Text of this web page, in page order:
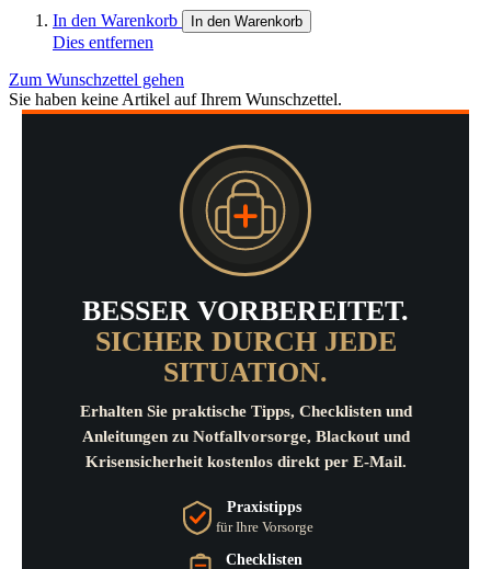
In den Warenkorb In den Warenkorb
Dies entfernen
Zum Wunschzettel gehen
Sie haben keine Artikel auf Ihrem Wunschzettel.
BESSER VORBEREITET.
SICHER DURCH JEDE
SITUATION.
Erhalten Sie praktische Tipps, Checklisten und
Anleitungen zu Notfallvorsorge, Blackout und
Krisensicherheit kostenlos direkt per E-Mail.
Praxistipps
für Ihre Vorsorge
Checklisten